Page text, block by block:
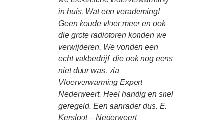
in huis. Wat een verademing!
Geen koude vloer meer en ook
die grote radiotoren konden we
verwijderen. We vonden een
echt vakbedrijf, die ook nog eens
niet duur was, via
Vloerverwarming Expert
Nederweert. Heel handig en snel
geregeld. Een aanrader dus. E.
Kersloot – Nederweert